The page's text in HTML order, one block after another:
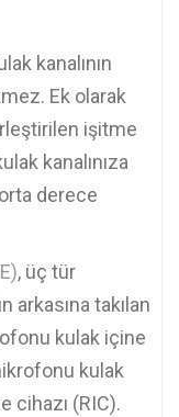
kanalının
Ek olarak
işitme
kanalınıza
derece
, üç tür
arkasına takılan
kulak içine
kulak
cihazı (RIC).